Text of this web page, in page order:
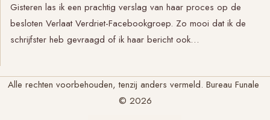
Gisteren las ik een prachtig verslag van haar proces op de
besloten Verlaat Verdriet-Facebookgroep. Zo mooi dat ik de
schrijfster heb gevraagd of ik haar bericht ook…
Alle rechten voorbehouden, tenzij anders vermeld. Bureau Funale
© 2026